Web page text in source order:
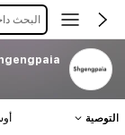
البحث
التوصية